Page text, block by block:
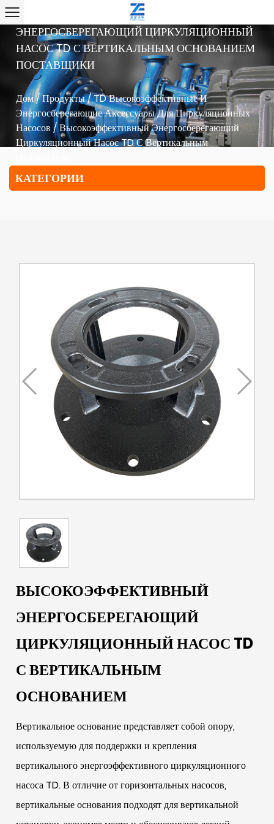
ВЫСОКОЭФФЕКТИВНЫЙ
ЭНЕРГОСБЕРЕГАЮЩИЙ ЦИРКУЛЯЦИОННЫЙ
НАСОС TD С ВЕРТИКАЛЬНЫМ ОСНОВАНИЕМ
ПОСТАВЩИКИ
Дом/Продукты/TD Высокоэффективные И
Энергосберегающие Аксессуары Для Циркуляционных
Насосов/Высокоэффективный Энергосберегающий
Циркуляционный Насос TD С Вертикальным
КАТЕГОРИИ
ВЫСОКОЭФФЕКТИВНЫЙ
ЭНЕРГОСБЕРЕГАЮЩИЙ
ЦИРКУЛЯЦИОННЫЙ НАСОС TD
С ВЕРТИКАЛЬНЫМ
ОСНОВАНИЕМ
Вертикальное основание представляет собой опору,
используемую для поддержки и крепления
вертикального энергоэффективного циркуляционного
насоса TD. В отличие от горизонтальных насосов,
вертикальные основания подходят для вертикальной